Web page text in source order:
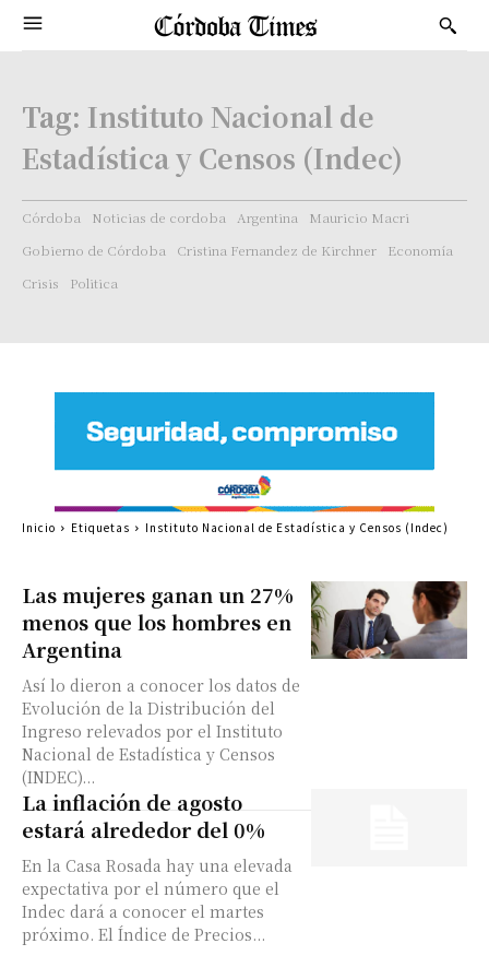
Tag: Instituto Nacional de
Estadística y Censos (Indec)
Córdoba Noticias de cordoba Argentina
Mauricio Macri
Gobierno de Córdoba
Cristina Fernandez de Kirchner
Economía
Crisis
Politica
Las mujeres ganan un 27%
menos que los hombres en
Argentina
Así lo dieron a conocer los datos de
Evolución de la Distribución del
Ingreso relevados por el Instituto
Nacional de Estadística y Censos
(INDEC)...
La inflación de agosto
estará alrededor del 0%
En la Casa Rosada hay una elevada
expectativa por el número que el
Indec dará a conocer el martes
próximo. El Índice de Precios...
Inicio Etiquetas Instituto Nacional de Estadística y Censos (Indec)